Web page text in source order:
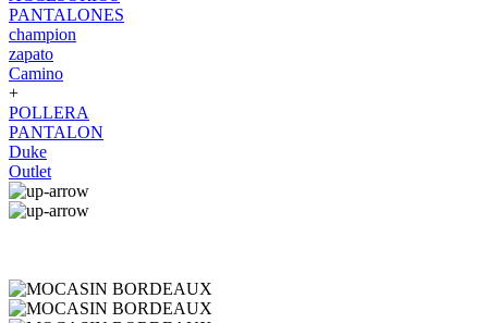
PANTALONES
champion
zapato
Camino
+
POLLERA
PANTALON
Duke
Outlet